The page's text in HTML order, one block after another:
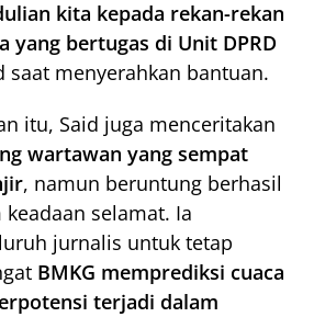
kita kepada rekan-rekan
yang bertugas di Unit DPRD
saat menyerahkan bantuan.
itu, Said juga menceritakan
wartawan yang sempat
, namun beruntung berhasil
selamat. Ia
jurnalis untuk tetap
BMKG memprediksi cuaca
terjadi dalam